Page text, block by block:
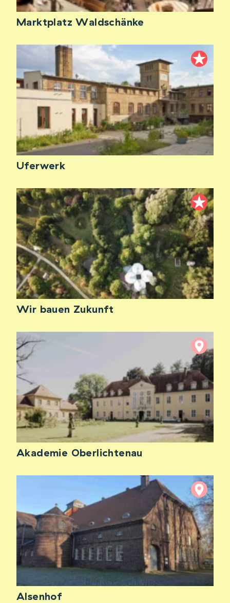
Marktplatz Waldschänke
Uferwerk
Wir bauen Zukunft
Akademie Oberlichtenau
Alsenhof